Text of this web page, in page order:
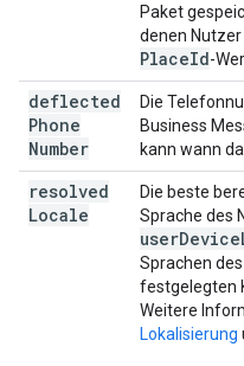
Paket
denen
PlaceId-
deflected
Phone
Number
Die
Business
kann wann
resolved
Locale
Die beste
Sprache des
Sprachen
festgelegten
Weitere
Lokalisierung